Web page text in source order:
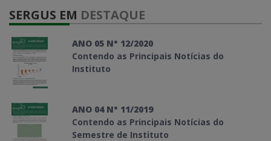
SERGUS EM DESTAQUE
ANO 05 N° 12/2020
Contendo as Principais Notícias do
Instituto
ANO 04 N° 11/2019
Contendo as Principais Notícias do
Semestre de Instituto